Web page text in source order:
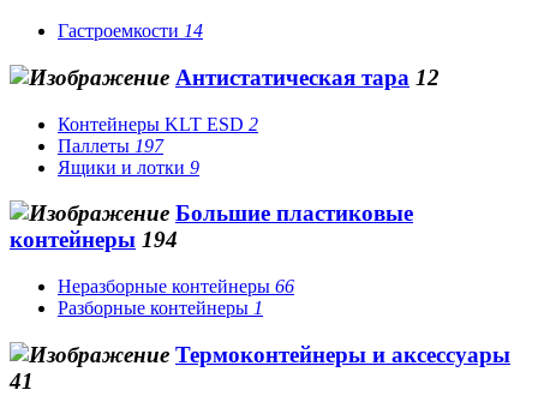
Гастроемкости 14
Антистатическая тара 12
Контейнеры KLT ESD 2
Паллеты 197
Ящики и лотки 9
Большие пластиковые
контейнеры 194
Неразборные контейнеры 66
Разборные контейнеры 1
Термоконтейнеры и аксессуары
41